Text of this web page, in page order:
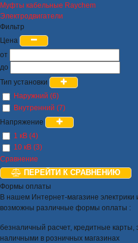
Муфты кабельные Raychem
Электродвигатели
Фильтр
Цена
от
до
Тип установки
Наружний (6)
Внутренний (7)
Напряжение
1 кВ (4)
10 кВ (3)
Сравнение
ПЕРЕЙТИ К СРАВНЕНИЮ
Формы оплаты
В нашем Интернет-магазине электрики
возможны различные формы оплаты :
безналичный расчет, кредитные карты,
наличными в розничных магазинах